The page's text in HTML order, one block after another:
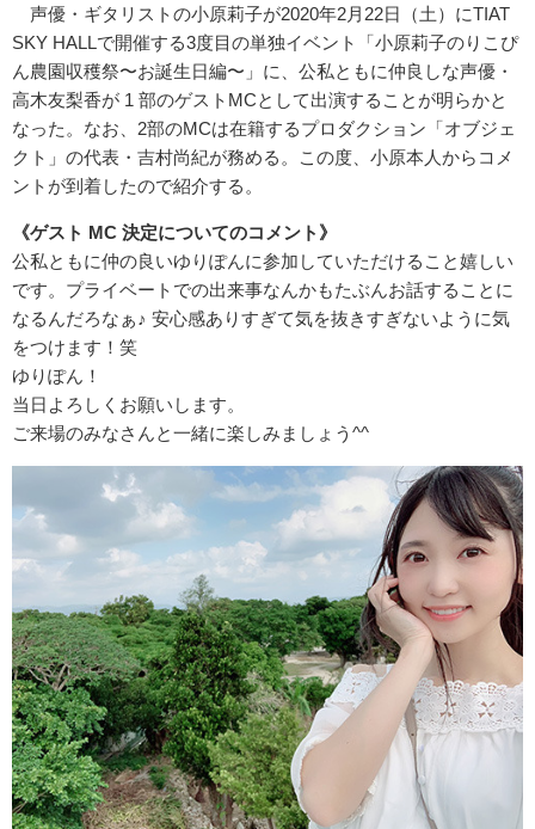
声優・ギタリストの小原莉子が2020年2月22日（土）にTIAT
SKY HALLで開催する3度目の単独イベント「小原莉子のりこぴ
ん農園収穫祭〜お誕生日編〜」に、公私ともに仲良しな声優・
高木友梨香が 1 部のゲストMCとして出演することが明らかと
なった。なお、2部のMCは在籍するプロダクション「オブジェ
クト」の代表・吉村尚紀が務める。この度、小原本人からコメ
ントが到着したので紹介する。
《ゲスト MC 決定についてのコメント》
公私ともに仲の良いゆりぽんに参加していただけること嬉しい
です。プライベートでの出来事なんかもたぶんお話することに
なるんだろなぁ♪ 安心感ありすぎて気を抜きすぎないように気
をつけます！笑
ゆりぽん！
当日よろしくお願いします。
ご来場のみなさんと一緒に楽しみましょう^^